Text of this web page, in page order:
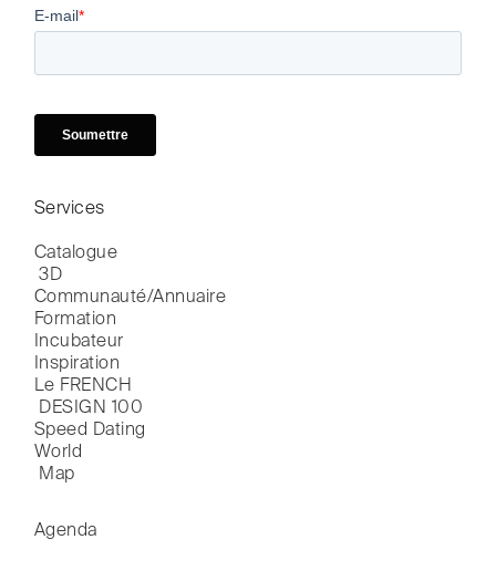
Services
Catalogue
3D
Communauté/Annuaire
Formation
Incubateur
Inspiration
Le FRENCH
DESIGN 100
Speed Dating
World
Map
Agenda